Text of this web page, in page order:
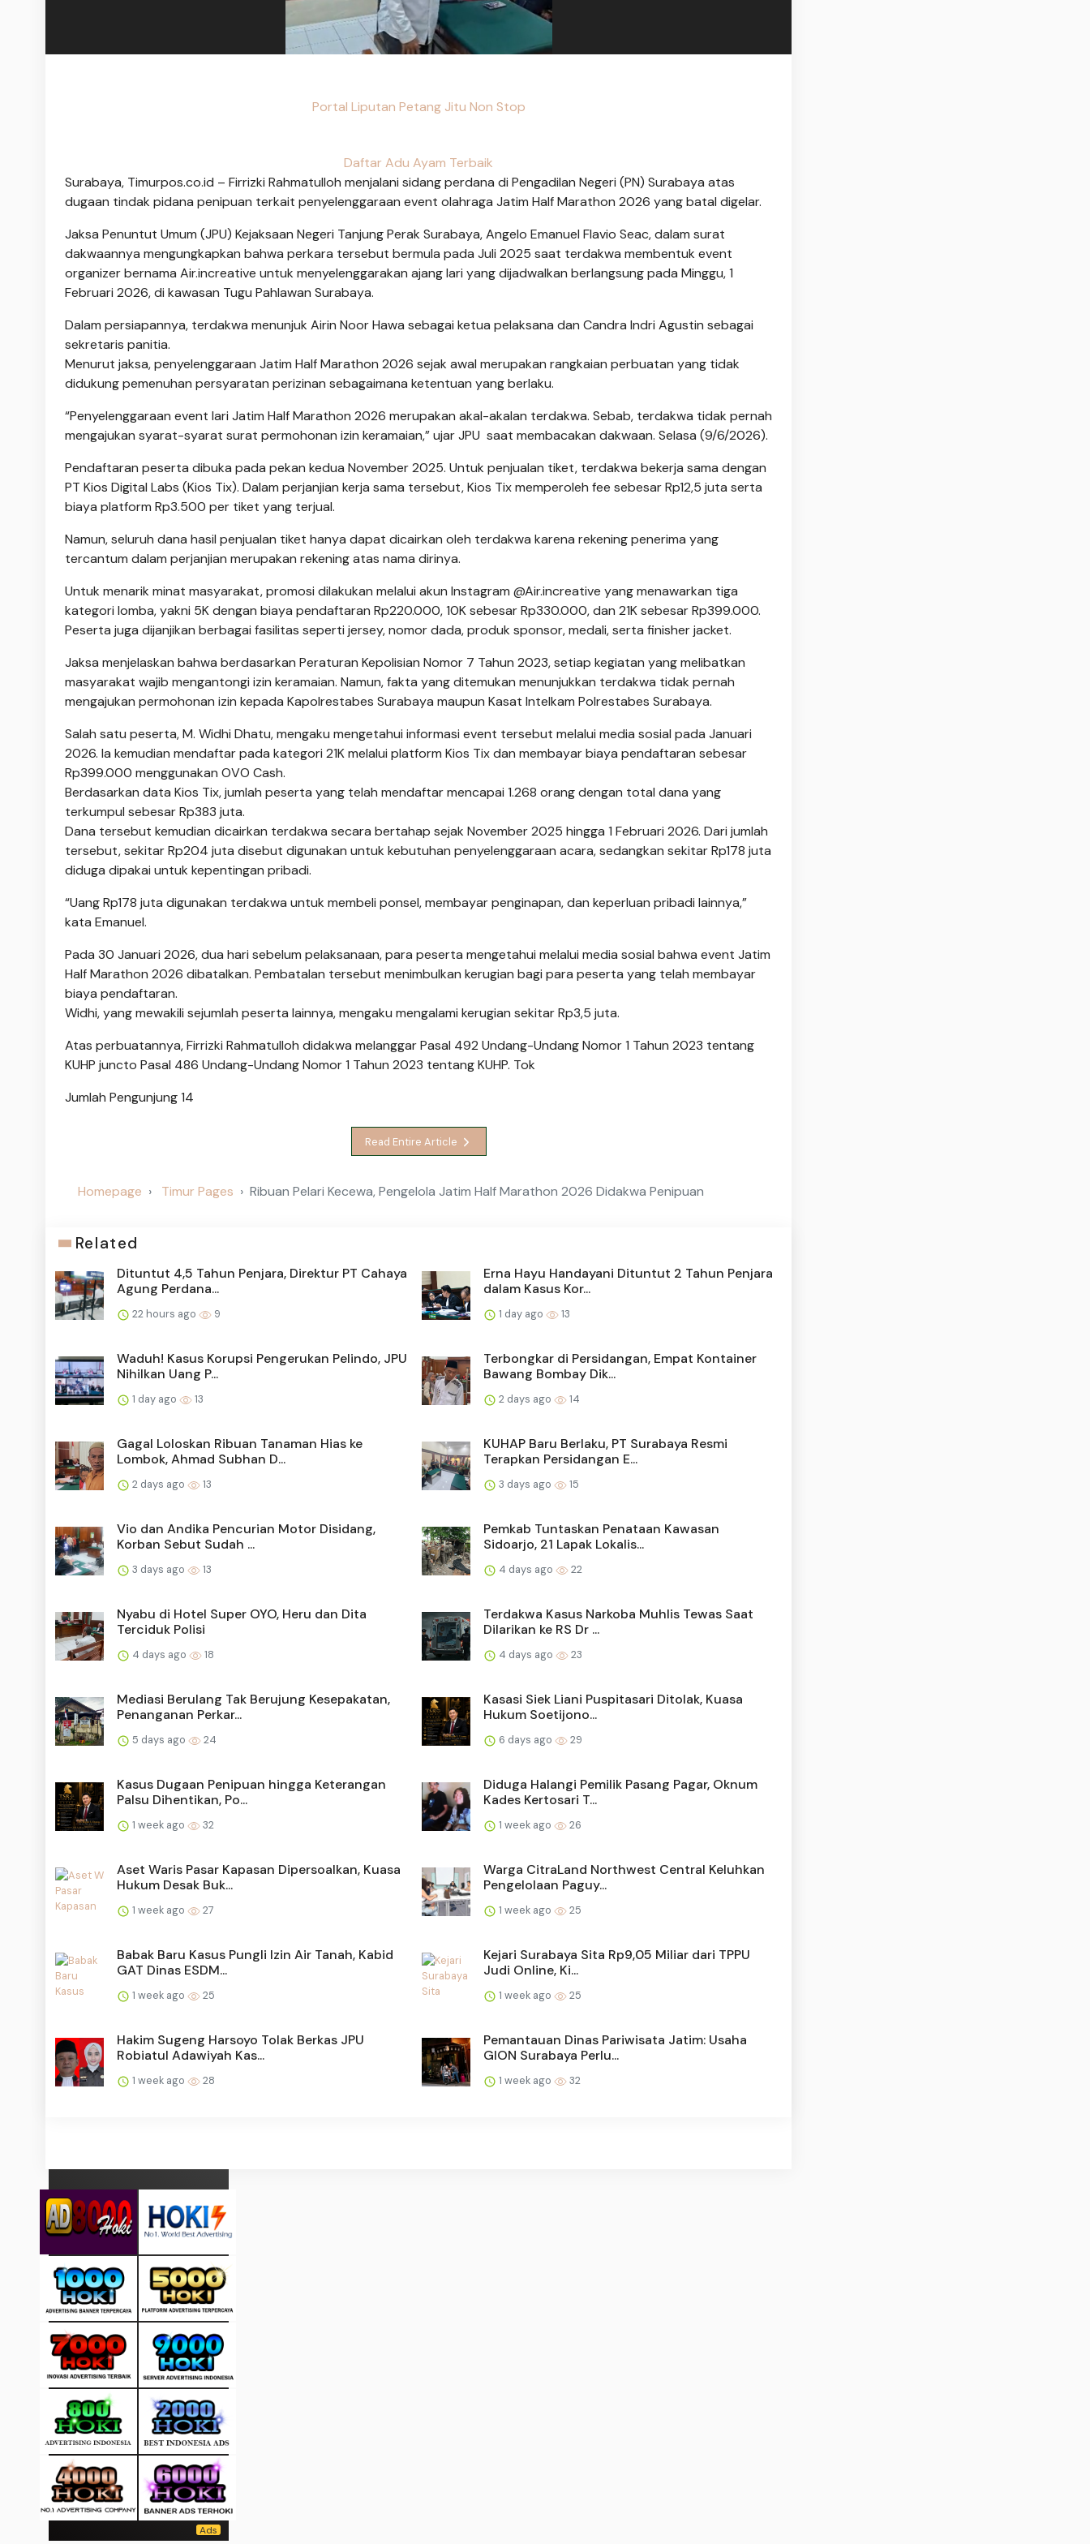
Portal Liputan Petang Jitu Non Stop
Daftar Adu Ayam Terbaik
Surabaya, Timurpos.co.id – Firrizki Rahmatulloh menjalani sidang perdana di Pengadilan Negeri (PN) Surabaya atas
dugaan tindak pidana penipuan terkait penyelenggaraan event olahraga Jatim Half Marathon 2026 yang batal digelar.
Jaksa Penuntut Umum (JPU) Kejaksaan Negeri Tanjung Perak Surabaya, Angelo Emanuel Flavio Seac, dalam surat
dakwaannya mengungkapkan bahwa perkara tersebut bermula pada Juli 2025 saat terdakwa membentuk event
organizer bernama Air.increative untuk menyelenggarakan ajang lari yang dijadwalkan berlangsung pada Minggu, 1
Februari 2026, di kawasan Tugu Pahlawan Surabaya.
Dalam persiapannya, terdakwa menunjuk Airin Noor Hawa sebagai ketua pelaksana dan Candra Indri Agustin sebagai
sekretaris panitia.
Menurut jaksa, penyelenggaraan Jatim Half Marathon 2026 sejak awal merupakan rangkaian perbuatan yang tidak
didukung pemenuhan persyaratan perizinan sebagaimana ketentuan yang berlaku.
“Penyelenggaraan event lari Jatim Half Marathon 2026 merupakan akal-akalan terdakwa. Sebab, terdakwa tidak pernah
mengajukan syarat-syarat surat permohonan izin keramaian,” ujar JPU saat membacakan dakwaan. Selasa (9/6/2026).
Pendaftaran peserta dibuka pada pekan kedua November 2025. Untuk penjualan tiket, terdakwa bekerja sama dengan
PT Kios Digital Labs (Kios Tix). Dalam perjanjian kerja sama tersebut, Kios Tix memperoleh fee sebesar Rp12,5 juta serta
biaya platform Rp3.500 per tiket yang terjual.
Namun, seluruh dana hasil penjualan tiket hanya dapat dicairkan oleh terdakwa karena rekening penerima yang
tercantum dalam perjanjian merupakan rekening atas nama dirinya.
Untuk menarik minat masyarakat, promosi dilakukan melalui akun Instagram @Air.increative yang menawarkan tiga
kategori lomba, yakni 5K dengan biaya pendaftaran Rp220.000, 10K sebesar Rp330.000, dan 21K sebesar Rp399.000.
Peserta juga dijanjikan berbagai fasilitas seperti jersey, nomor dada, produk sponsor, medali, serta finisher jacket.
Jaksa menjelaskan bahwa berdasarkan Peraturan Kepolisian Nomor 7 Tahun 2023, setiap kegiatan yang melibatkan
masyarakat wajib mengantongi izin keramaian. Namun, fakta yang ditemukan menunjukkan terdakwa tidak pernah
mengajukan permohonan izin kepada Kapolrestabes Surabaya maupun Kasat Intelkam Polrestabes Surabaya.
Salah satu peserta, M. Widhi Dhatu, mengaku mengetahui informasi event tersebut melalui media sosial pada Januari
2026. Ia kemudian mendaftar pada kategori 21K melalui platform Kios Tix dan membayar biaya pendaftaran sebesar
Rp399.000 menggunakan OVO Cash.
Berdasarkan data Kios Tix, jumlah peserta yang telah mendaftar mencapai 1.268 orang dengan total dana yang
terkumpul sebesar Rp383 juta.
Dana tersebut kemudian dicairkan terdakwa secara bertahap sejak November 2025 hingga 1 Februari 2026. Dari jumlah
tersebut, sekitar Rp204 juta disebut digunakan untuk kebutuhan penyelenggaraan acara, sedangkan sekitar Rp178 juta
diduga dipakai untuk kepentingan pribadi.
“Uang Rp178 juta digunakan terdakwa untuk membeli ponsel, membayar penginapan, dan keperluan pribadi lainnya,”
kata Emanuel.
Pada 30 Januari 2026, dua hari sebelum pelaksanaan, para peserta mengetahui melalui media sosial bahwa event Jatim
Half Marathon 2026 dibatalkan. Pembatalan tersebut menimbulkan kerugian bagi para peserta yang telah membayar
biaya pendaftaran.
Widhi, yang mewakili sejumlah peserta lainnya, mengaku mengalami kerugian sekitar Rp3,5 juta.
Atas perbuatannya, Firrizki Rahmatulloh didakwa melanggar Pasal 492 Undang-Undang Nomor 1 Tahun 2023 tentang
KUHP juncto Pasal 486 Undang-Undang Nomor 1 Tahun 2023 tentang KUHP. Tok
Jumlah Pengunjung14
Read Entire Article
Homepage Timur Pages Ribuan Pelari Kecewa, Pengelola Jatim Half Marathon 2026 Didakwa Penipuan
Related
Dituntut 4,5 Tahun Penjara, Direktur PT Cahaya
Agung Perdana...
22 hours ago 9
Erna Hayu Handayani Dituntut 2 Tahun Penjara
dalam Kasus Kor...
1 day ago 13
Waduh! Kasus Korupsi Pengerukan Pelindo, JPU
Nihilkan Uang P...
1 day ago 13
Terbongkar di Persidangan, Empat Kontainer
Bawang Bombay Dik...
2 days ago 14
Gagal Loloskan Ribuan Tanaman Hias ke
Lombok, Ahmad Subhan D...
2 days ago 13
KUHAP Baru Berlaku, PT Surabaya Resmi
Terapkan Persidangan E...
3 days ago 15
Vio dan Andika Pencurian Motor Disidang,
Korban Sebut Sudah ...
3 days ago 13
Pemkab Tuntaskan Penataan Kawasan
Sidoarjo, 21 Lapak Lokalis...
4 days ago 22
Nyabu di Hotel Super OYO, Heru dan Dita
Terciduk Polisi
4 days ago 18
Terdakwa Kasus Narkoba Muhlis Tewas Saat
Dilarikan ke RS Dr ...
4 days ago 23
Mediasi Berulang Tak Berujung Kesepakatan,
Penanganan Perkar...
5 days ago 24
Kasasi Siek Liani Puspitasari Ditolak, Kuasa
Hukum Soetijono...
6 days ago 29
Kasus Dugaan Penipuan hingga Keterangan
Palsu Dihentikan, Po...
1 week ago 32
Diduga Halangi Pemilik Pasang Pagar, Oknum
Kades Kertosari T...
1 week ago 26
Aset Waris Pasar Kapasan Dipersoalkan, Kuasa
Hukum Desak Buk...
1 week ago 27
Warga CitraLand Northwest Central Keluhkan
Pengelolaan Paguy...
1 week ago 25
Babak Baru Kasus Pungli Izin Air Tanah, Kabid
GAT Dinas ESDM...
1 week ago 25
Kejari Surabaya Sita Rp9,05 Miliar dari TPPU
Judi Online, Ki...
1 week ago 25
Hakim Sugeng Harsoyo Tolak Berkas JPU
Robiatul Adawiyah Kas...
1 week ago 28
Pemantauan Dinas Pariwisata Jatim: Usaha
GION Surabaya Perlu...
1 week ago 32